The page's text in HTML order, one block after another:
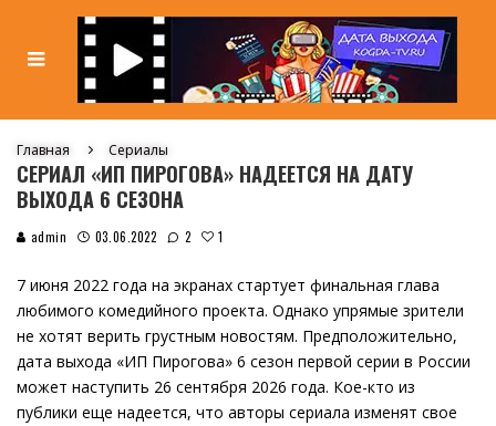
Главная Сериалы
СЕРИАЛ «ИП ПИРОГОВА» НАДЕЕТСЯ НА ДАТУ
ВЫХОДА 6 СЕЗОНА
admin 03.06.2022 2 1
7 июня 2022 года на экранах стартует финальная глава
любимого комедийного проекта. Однако упрямые зрители
не хотят верить грустным новостям. Предположительно,
дата выхода «ИП Пирогова» 6 сезон первой серии в России
может наступить 26 сентября 2026 года. Кое-кто из
публики еще надеется, что авторы сериала изменят свое